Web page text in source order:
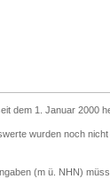
dem 1. Januar 2000
wurden noch
(m ü. NHN)